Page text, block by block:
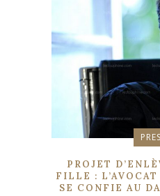
PROJET
FILLE :
SE CONFIE AU